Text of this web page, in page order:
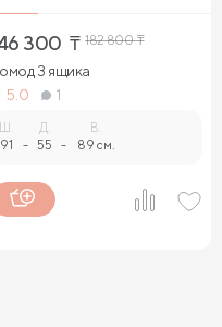
300 ₸ 182 800₸
3 ящика
5.0
1
91 -
Д.
55 -
В.
89 см.